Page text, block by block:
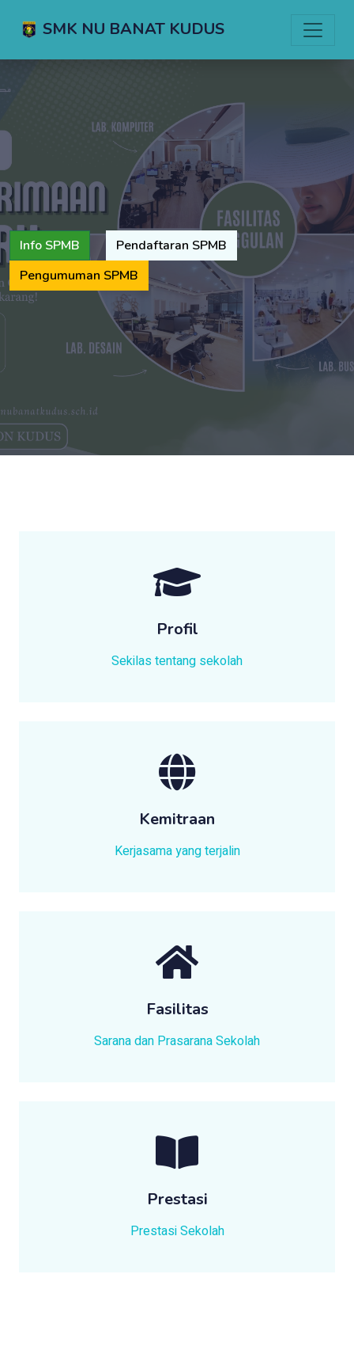
SMK NU BANAT KUDUS
Info SPMB
Pendaftaran SPMB
Pengumuman SPMB
Profil
Sekilas tentang sekolah
Kemitraan
Kerjasama yang terjalin
Fasilitas
Sarana dan Prasarana Sekolah
Prestasi
Prestasi Sekolah